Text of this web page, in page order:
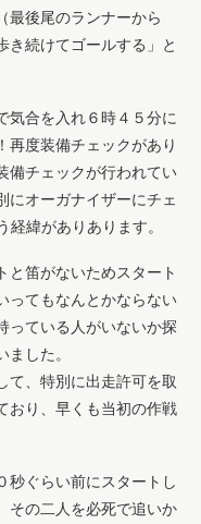
最後尾のランナーから
き続けてゴールする」と
気合を入れ６時４５分に
再度装備チェックがあり
備チェックが行われてい
にオーガナイザーにチェ
経緯がありあります。
と笛がないためスタート
ってもなんとかならない
っている人がいないか探
した。
て、特別に出走許可を取
おり、早くも当初の作戦
秒ぐらい前にスタートし
その二人を必死で追いか